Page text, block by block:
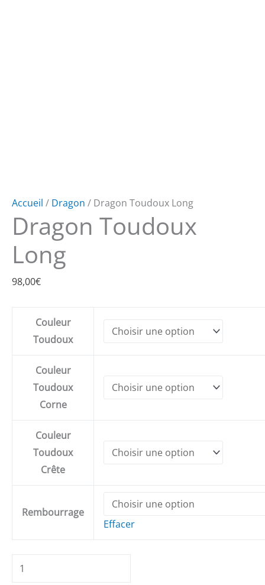
Accueil / Dragon / Dragon Toudoux Long
Dragon Toudoux
Long
98,00€
Couleur
Toudoux
Couleur
Toudoux
Corne
Couleur
Toudoux
Crête
Rembourrage
Effacer
quantité